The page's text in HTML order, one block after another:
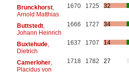
Brunckhorst,
Arnold Matthias
1670 1725 32
Buttstedt,
Johann Heinrich
1666 1727 34
Buxtehude,
Dietrich
1637 1707 14
Camerloher,
Placidus von
1718 1782 27